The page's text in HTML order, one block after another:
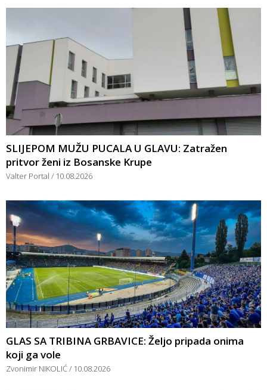
SLIJEPOM MUŽU PUCALA U GLAVU: Zatražen
pritvor ženi iz Bosanske Krupe
Valter Portal 10.08.2026
GLAS SA TRIBINA GRBAVICE: Željo pripada onima
koji ga vole
Zvonimir NIKOLIĆ 10.08.2026